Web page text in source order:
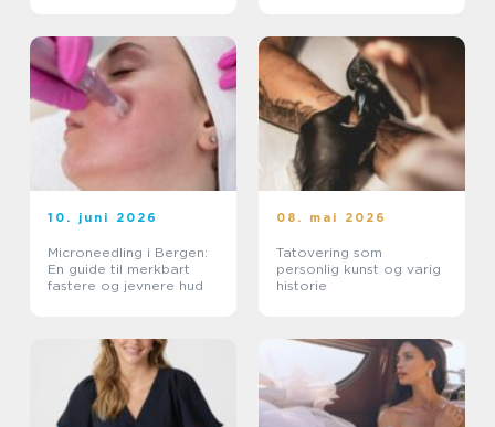
10. juni 2026
Microneedling i Bergen:
En guide til merkbart
fastere og jevnere hud
08. mai 2026
Tatovering som
personlig kunst og varig
historie